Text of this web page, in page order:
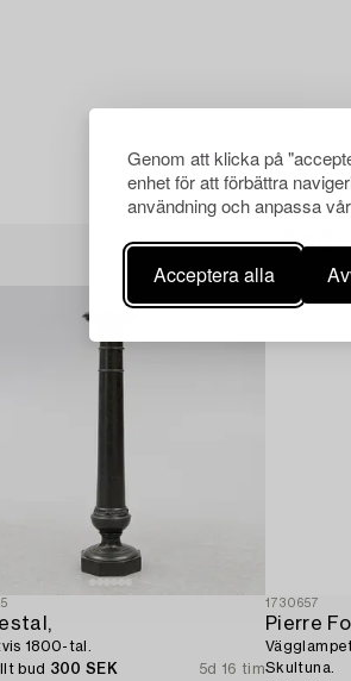
Genom att klicka på
enhet för att förbättra
användning och anpassa
Acceptera alla
1800-tal.
bud 300 SEK
5d 16 tim
1730657
Pierre
Skultuna.